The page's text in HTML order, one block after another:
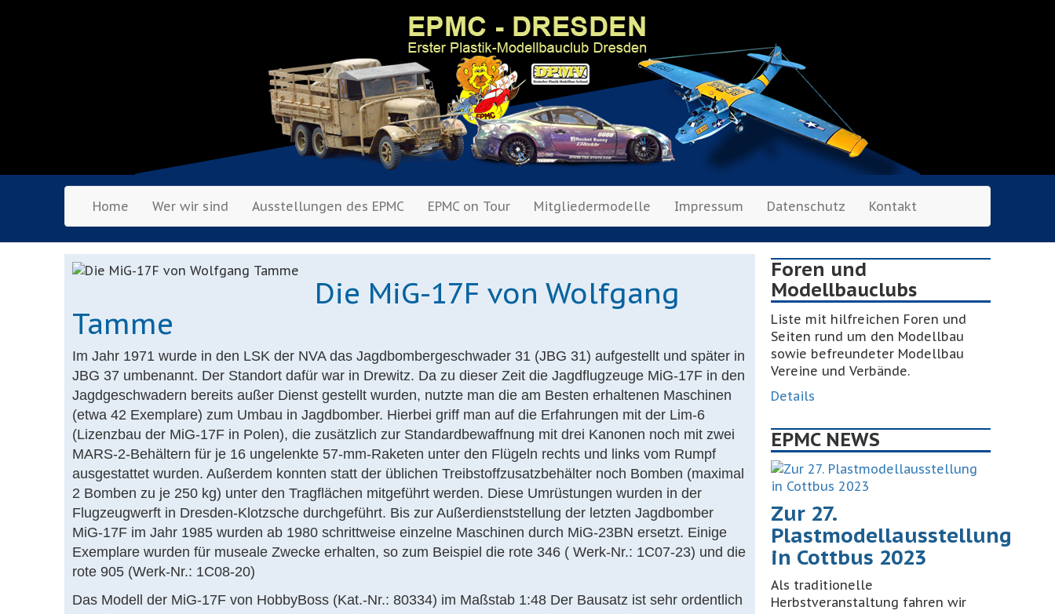
Home Wer wir sind Ausstellungen des EPMC EPMC on Tour Mitgliedermodelle Impressum Datenschutz Kontakt
Die MiG-17F von Wolfgang
Tamme
Im Jahr 1971 wurde in den LSK der NVA das Jagdbombergeschwader 31 (JBG 31) aufgestellt und später in
JBG 37 umbenannt. Der Standort dafür war in Drewitz. Da zu dieser Zeit die Jagdflugzeuge MiG-17F in den
Jagdgeschwadern bereits außer Dienst gestellt wurden, nutzte man die am Besten erhaltenen Maschinen
(etwa 42 Exemplare) zum Umbau in Jagdbomber. Hierbei griff man auf die Erfahrungen mit der Lim-6
(Lizenzbau der MiG-17F in Polen), die zusätzlich zur Standardbewaffnung mit drei Kanonen noch mit zwei
MARS-2-Behältern für je 16 ungelenkte 57-mm-Raketen unter den Flügeln rechts und links vom Rumpf
ausgestattet wurden. Außerdem konnten statt der üblichen Treibstoffzusatzbehälter noch Bomben (maximal
2 Bomben zu je 250 kg) unter den Tragflächen mitgeführt werden. Diese Umrüstungen wurden in der
Flugzeugwerft in Dresden-Klotzsche durchgeführt. Bis zur Außerdienststellung der letzten Jagdbomber
MiG-17F im Jahr 1985 wurden ab 1980 schrittweise einzelne Maschinen durch MiG-23BN ersetzt. Einige
Exemplare wurden für museale Zwecke erhalten, so zum Beispiel die rote 346 ( Werk-Nr.: 1C07-23) und die
rote 905 (Werk-Nr.: 1C08-20)
Das Modell der MiG-17F von HobbyBoss (Kat.-Nr.: 80334) im Maßstab 1:48 Der Bausatz ist sehr ordentlich
Foren und
Modellbauclubs
Liste mit hilfreichen Foren und
Seiten rund um den Modellbau
sowie befreundeter Modellbau
Vereine und Verbände.
Details
EPMC NEWS
Zur 27.
Plastmodellausstellung
in Cottbus 2023
Als traditionelle
Herbstveranstaltung fahren wir